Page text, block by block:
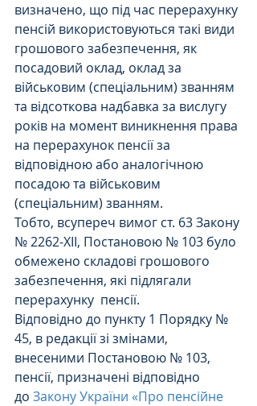
визначено, що під час перерахунку
пенсій використовуються такі види
грошового забезпечення, як
посадовий оклад, оклад за
військовим (спеціальним) званням
та відсоткова надбавка за вислугу
років на момент виникнення права
на перерахунок пенсії за
відповідною або аналогічною
посадою та військовим
(спеціальним) званням.
Тобто, всупереч вимог ст. 63 Закону
№ 2262-XII, Постановою № 103 було
обмежено складові грошового
забезпечення, які підлягали
перерахунку  пенсії.
Відповідно до пункту 1 Порядку №
45, в редакції зі змінами,
внесеними Постановою № 103,
пенсії, призначені відповідно
до Закону України «Про пенсійне